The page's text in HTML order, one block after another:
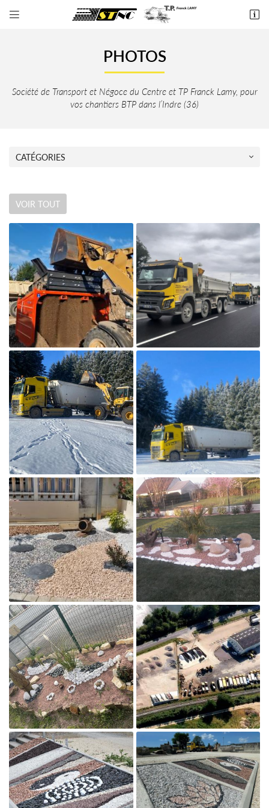
 
En cochant cette case, vous consentez à recevoir nos propositions commerciales à
l'adresse email indiqué ci-dessus. Vous pouvez vous désinscrire à tout moment en utilisant
le formulaire de désinscription.
INSCRIPTION
PHOTOS
Société de Transport et Négoce du Centre et TP Franck Lamy, pour
vos chantiers BTP dans l’Indre (36)
CATÉGORIES
VOIR TOUT
Agrandir la photo

Agrandir la photo

Agrandir la photo

Agrandir la photo